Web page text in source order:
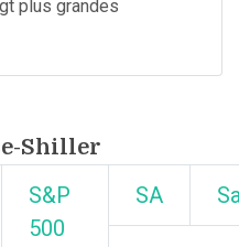
plus grandes
Shiller
S&P
500
SA